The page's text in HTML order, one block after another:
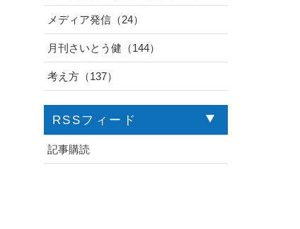
メディア発信（24）
月刊さいとう健（144）
考え方（137）
RSSフィード
記事購読